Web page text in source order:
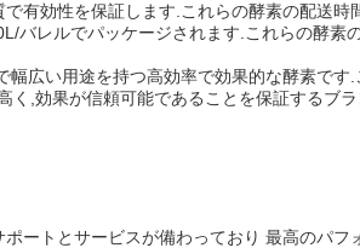
有効性を保証します.これらの酵素の配送
バレルでパッケージされます.これらの酵素
幅広い用途を持つ高効率で効果的な酵素で
く,効果が信頼可能であることを保証するブ
ートとサービスが備わっており 最高のパ